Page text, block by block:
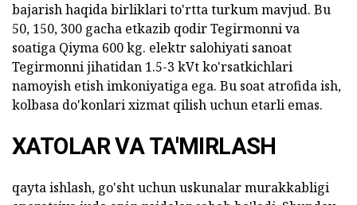
bajarish haqida birliklari to'rtta turkum mavjud. Bu
50, 150, 300 gacha etkazib qodir Tegirmonni va
soatiga Qiyma 600 kg. elektr salohiyati sanoat
Tegirmonni jihatidan 1.5-3 kVt ko'rsatkichlari
namoyish etish imkoniyatiga ega. Bu soat atrofida ish,
kolbasa do'konlari xizmat qilish uchun etarli emas.
XATOLAR VA TA'MIRLASH
qayta ishlash, go'sht uchun uskunalar murakkabligi